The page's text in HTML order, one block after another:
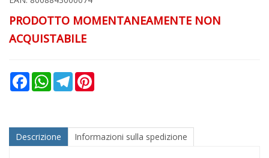
PRODOTTO MOMENTANEAMENTE NON
ACQUISTABILE
FacebookWhatsAppTelegram
Descrizione Informazioni sulla spedizione